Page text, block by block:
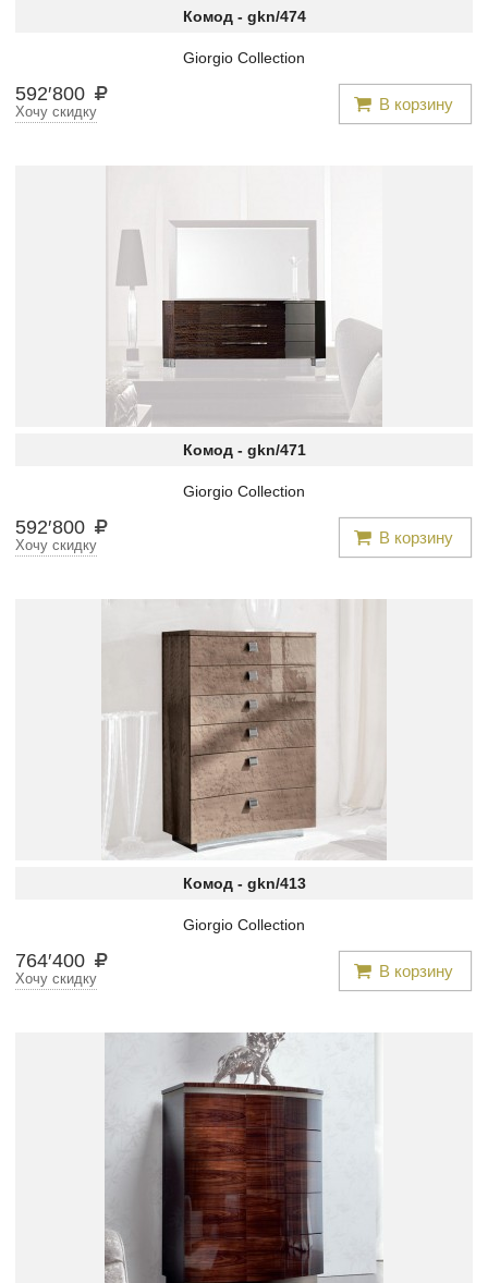
Комод - gkn/474
Giorgio Collection
592′800 В корзину
Хочу скидку
Комод - gkn/471
Giorgio Collection
592′800 В корзину
Хочу скидку
Комод - gkn/413
Giorgio Collection
764′400 В корзину
Хочу скидку